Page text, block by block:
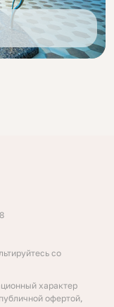
со
характер
офертой,